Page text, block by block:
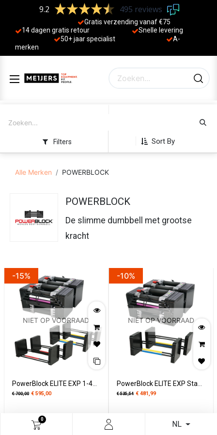
0
NL
9.2 495 reviews
Gratis verzending vanaf €75
14 dagen gratis retour
Sne lle levering
50+ jaar specialist
A-
merken
Sort By
Filters
Alle Merken POWERBLOCK
POWERBLOCK
De slimme dumbbell met grootse
kracht
-15%
NIET OP VOORRAAD
PowerBlock ELITE EXP 1-41 kg stage 1 & 2 & 3
€700,00 € 595,00
-10%
NIET OP VOORRAAD
PowerBlock ELITE EXP Stage 1 & 2 - 1-32 kg
€535,54 € 481,99